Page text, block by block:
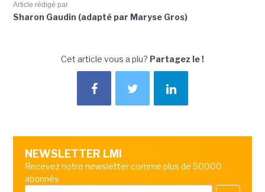
Article rédigé par
Sharon Gaudin (adapté par Maryse Gros)
Cet article vous a plu? Partagez le !
NEWSLETTER LMI
Recevez notre newsletter comme plus de 50000
abonnés